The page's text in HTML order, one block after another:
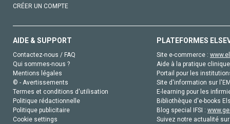
CRÉER UN COMPTE
AIDE & SUPPORT
Contactez-nous / FAQ
Qui sommes-nous ?
Mentions légales
© - Avertissements
Termes et conditions d'utilisation
Politique rédactionnelle
Politique publicitaire
Cookie settings
PLATEFORMES
Site e-commerce :
Aide à la pratique
Portail pour les
Site d'information sur
E-learning pour les
Bibliothèque d'e-books
Blog special IFSI :
Suivez notre actualité